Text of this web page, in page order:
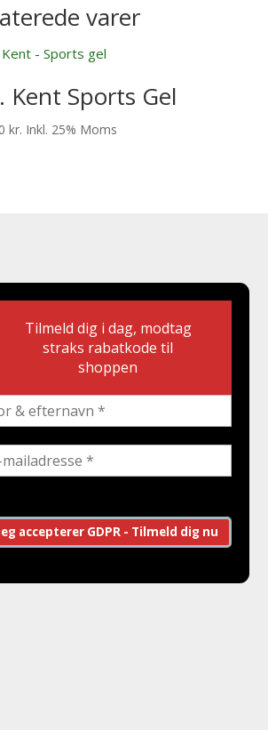
varer
Kent Sports Gel
kr. Inkl. 25% Moms
Tilmeld dig i dag, modtag
straks rabatkode til
shoppen